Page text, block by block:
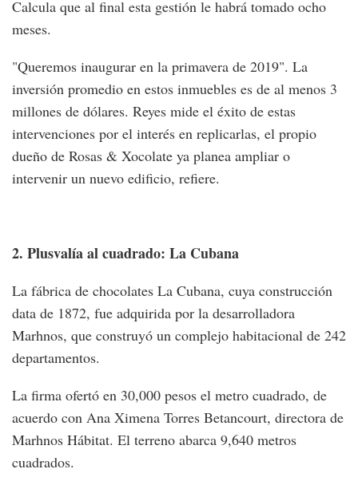
Calcula que al final esta gestión le habrá tomado ocho
meses.
"Queremos inaugurar en la primavera de 2019". La
inversión promedio en estos inmuebles es de al menos 3
millones de dólares. Reyes mide el éxito de estas
intervenciones por el interés en replicarlas, el propio
dueño de Rosas & Xocolate ya planea ampliar o
intervenir un nuevo edificio, refiere.
2. Plusvalía al cuadrado: La Cubana
La fábrica de chocolates La Cubana, cuya construcción
data de 1872, fue adquirida por la desarrolladora
Marhnos, que construyó un complejo habitacional de 242
departamentos.
La firma ofertó en 30,000 pesos el metro cuadrado, de
acuerdo con Ana Ximena Torres Betancourt, directora de
Marhnos Hábitat. El terreno abarca 9,640 metros
cuadrados.